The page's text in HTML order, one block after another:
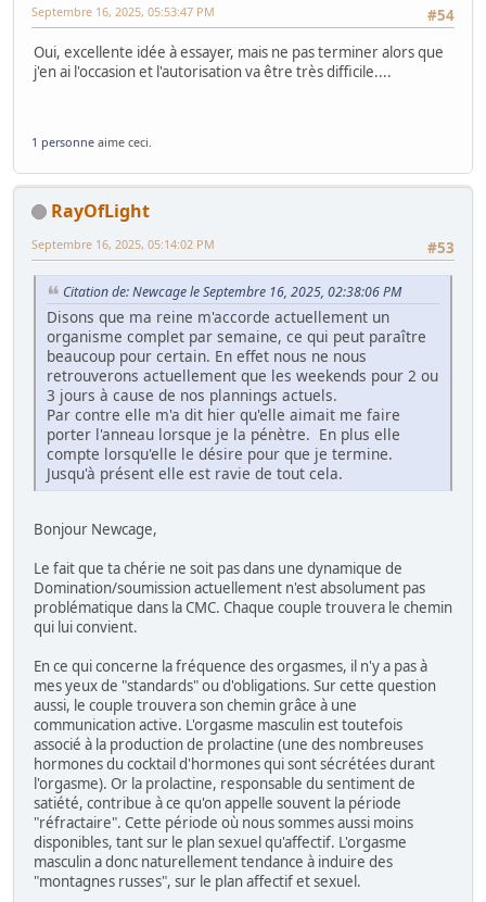
#54
Septembre 16, 2025, 05:53:47 PM
Oui, excellente idée à essayer, mais ne pas terminer alors que
j'en ai l'occasion et l'autorisation va être très difficile....
1 personne aime ceci.
RayOfLight
#53
Septembre 16, 2025, 05:14:02 PM
Citation de: Newcage le Septembre 16, 2025, 02:38:06 PM
Disons que ma reine m'accorde actuellement un
organisme complet par semaine, ce qui peut paraître
beaucoup pour certain. En effet nous ne nous
retrouverons actuellement que les weekends pour 2 ou
3 jours à cause de nos plannings actuels.
Par contre elle m'a dit hier qu'elle aimait me faire
porter l'anneau lorsque je la pénètre. En plus elle
compte lorsqu'elle le désire pour que je termine.
Jusqu'à présent elle est ravie de tout cela.
Bonjour Newcage,
Le fait que ta chérie ne soit pas dans une dynamique de
Domination/soumission actuellement n'est absolument pas
problématique dans la CMC. Chaque couple trouvera le chemin
qui lui convient.
En ce qui concerne la fréquence des orgasmes, il n'y a pas à
mes yeux de "standards" ou d'obligations. Sur cette question
aussi, le couple trouvera son chemin grâce à une
communication active. L'orgasme masculin est toutefois
associé à la production de prolactine (une des nombreuses
hormones du cocktail d'hormones qui sont sécrétées durant
l'orgasme). Or la prolactine, responsable du sentiment de
satiété, contribue à ce qu'on appelle souvent la période
"réfractaire". Cette période où nous sommes aussi moins
disponibles, tant sur le plan sexuel qu'affectif. L'orgasme
masculin a donc naturellement tendance à induire des
"montagnes russes", sur le plan affectif et sexuel.